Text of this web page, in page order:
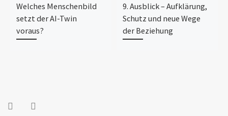
Welches Menschenbild
setzt der AI-Twin
voraus?
9. Ausblick – Aufklärung,
Schutz und neue Wege
der Beziehung